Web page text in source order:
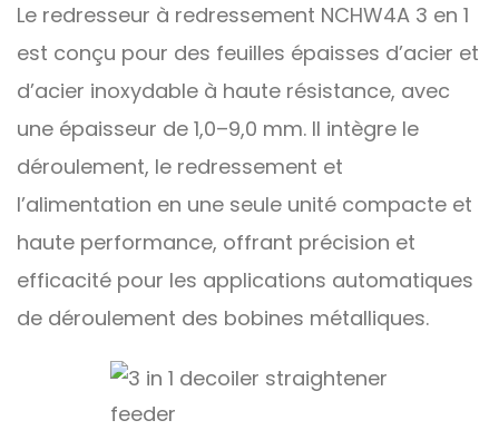
Le redresseur à redressement NCHW4A 3 en 1
est conçu pour des feuilles épaisses d’acier et
d’acier inoxydable à haute résistance, avec
une épaisseur de 1,0–9,0 mm. Il intègre le
déroulement, le redressement et
l’alimentation en une seule unité compacte et
haute performance, offrant précision et
efficacité pour les applications automatiques
de déroulement des bobines métalliques.